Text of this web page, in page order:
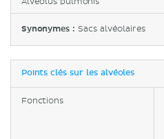
Synonymes :Sacs alvéolaires
Points clés sur les alvéoles
Fonctions